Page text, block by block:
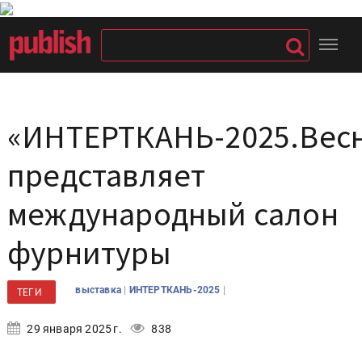
«ИНТЕРТКАНЬ-
представляет
международный салон
фурнитуры
ТЕГИ выставка | ИНТЕРТКАНЬ-2025 |
29 января 2025 г. 838